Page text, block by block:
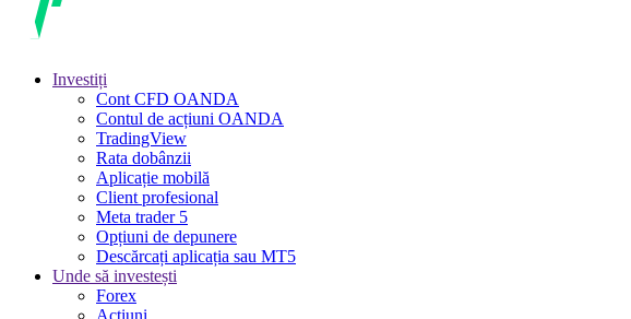
Investiți
Cont CFD OANDA
Contul de acțiuni OANDA
TradingView
Rata dobânzii
Aplicație mobilă
Client profesional
Meta trader 5
Opțiuni de depunere
Descărcați aplicația sau MT5
Unde să investești
Forex
Acțiuni